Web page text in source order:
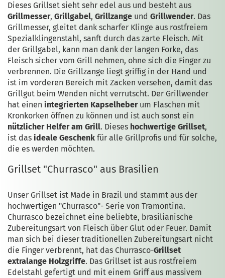
Dieses Grillset sieht sehr edel aus und besteht aus
Grillmesser, Grillgabel, Grillzange und Grillwender. Das
Grillmesser, gleitet dank scharfer Klinge aus rostfreiem
Spezialklingenstahl, sanft durch das zarte Fleisch. Mit
der Grillgabel, kann man dank der langen Forke, das
Fleisch sicher vom Grill nehmen, ohne sich die Finger zu
verbrennen. Die Grillzange liegt griffig in der Hand und
ist im vorderen Bereich mit Zacken versehen, damit das
Grillgut beim Wenden nicht verrutscht. Der Grillwender
hat einen integrierten Kapselheberum Flaschen mit
Kronkorken öffnen zu können und ist auch sonst ein
nützlicher Helfer am Grill. Dieses hochwertige Grillset,
ist das ideale Geschenk für alle Grillprofis und für solche,
die es werden möchten.
Grillset "Churrasco" aus Brasilien
Unser Grillset ist Made in Brazil und stammt aus der
hochwertigen "Churrasco"- Serie von Tramontina.
Churrasco bezeichnet eine beliebte, brasilianische
Zubereitungsart von Fleisch über Glut oder Feuer. Damit
man sich bei dieser traditionellen Zubereitungsart nicht
die Finger verbrennt, hat das Churrasco-Grillset
extralange Holzgriffe. Das Grillset ist aus rostfreiem
Edelstahl gefertigt und mit einem Griff aus massivem